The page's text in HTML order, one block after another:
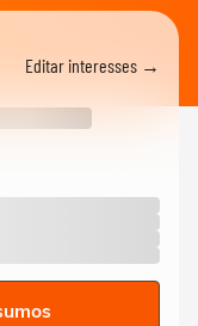
Editar interesses →